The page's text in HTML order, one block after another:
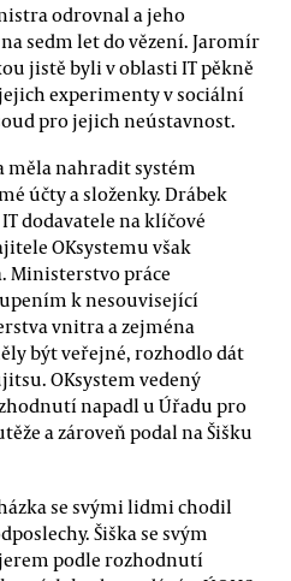
odrovnal a jeho
sedm let do vězení. Jaromír
jistě byli v oblasti IT pěkně
experimenty v sociální
pro jejich neústavnost.
měla nahradit systém
účty a složenky. Drábek
dodavatele na klíčové
OKsystemu však
Ministerstvo práce
k nesouvisející
vnitra a zejména
být veřejné, rozhodlo dát
OKsystem vedený
napadl u Úřadu pro
a zároveň podal na Šišku
se svými lidmi chodil
Šiška se svým
podle rozhodnutí